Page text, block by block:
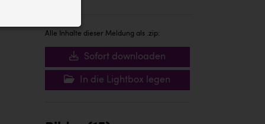
Alle Inhalte dieser Meldung als .zip:
Sofort downloaden
In die Lightbox legen
Website